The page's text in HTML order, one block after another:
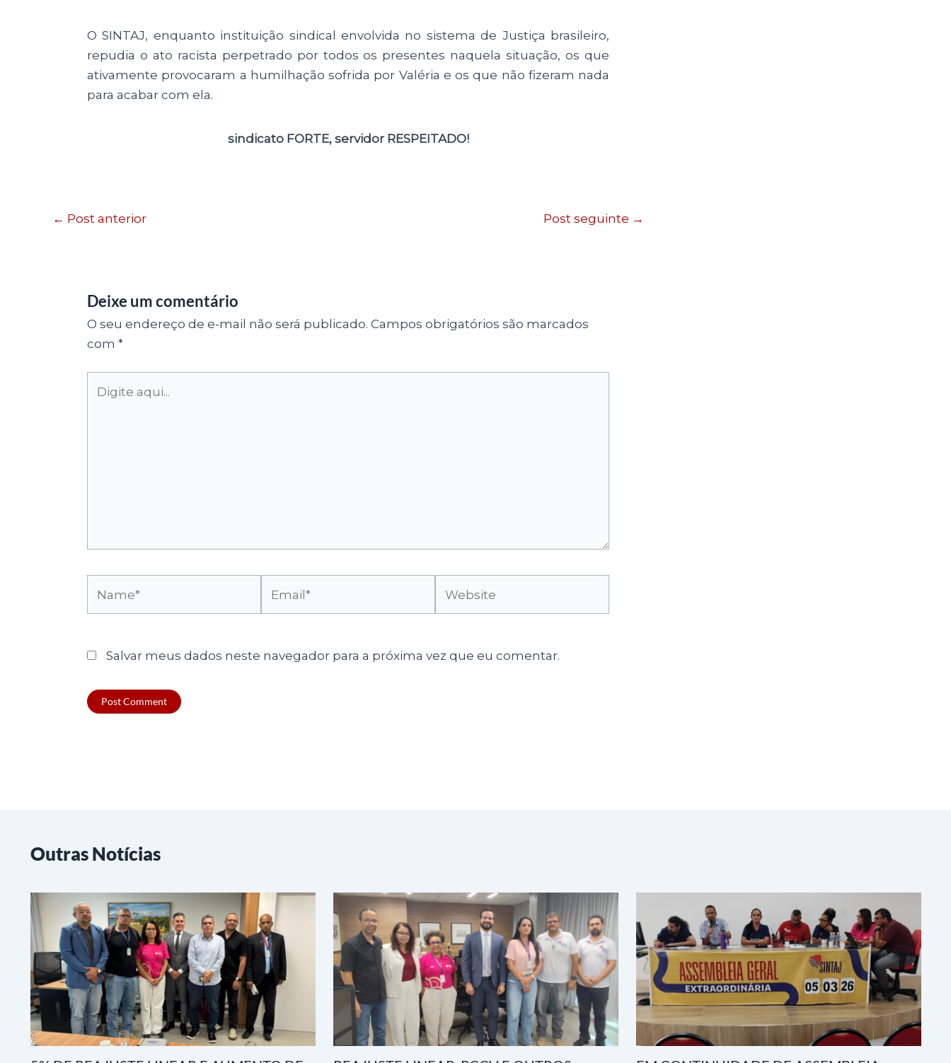
O SINTAJ, enquanto instituição sindical envolvida no sistema de Justiça brasileiro,
repudia o ato racista perpetrado por todos os presentes naquela situação, os que
ativamente provocaram a humilhação sofrida por Valéria e os que não fizeram nada
para acabar com ela.
sindicato FORTE, servidor RESPEITADO!
← Post anterior Post seguinte →
Deixe um comentário
O seu endereço de e-mail não será publicado. Campos obrigatórios são marcados
com *
aqui...
Salvar meus dados neste navegador para a próxima vez que eu comentar.
Outras Notícias